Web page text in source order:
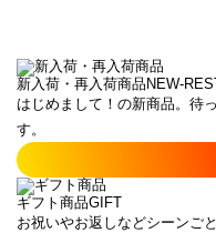
新入荷・再入荷商品 NEW-
はじめまして！の新商品。待
す。
ギフト商品GIFT
お祝いやお返しなどシーンご